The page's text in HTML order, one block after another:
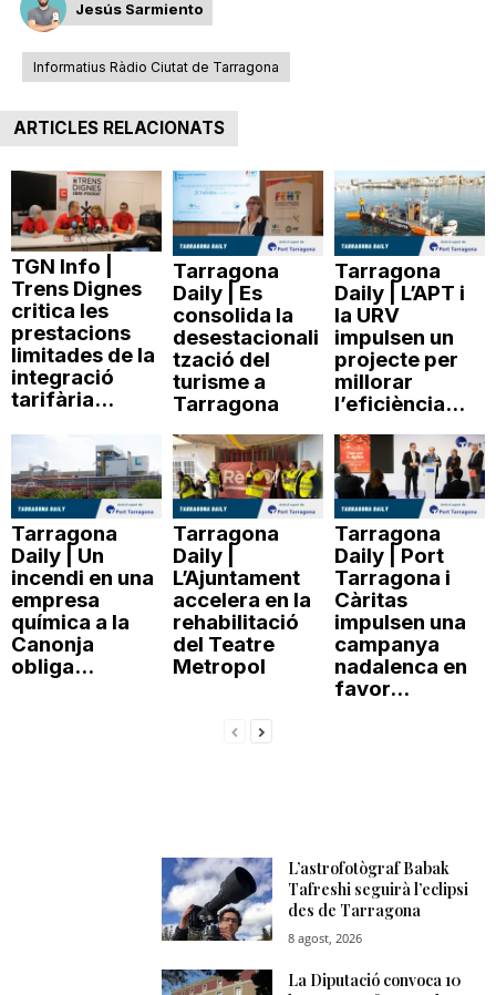
Jesús Sarmiento
Informatius Ràdio Ciutat de Tarragona
ARTICLES RELACIONATS
TGN Info |
Trens Dignes
critica les
prestacions
limitades de la
integració
tarifària...
Tarragona
Daily | Es
consolida la
desestacionali
tzació del
turisme a
Tarragona
Tarragona
Daily | L’APT i
la URV
impulsen un
projecte per
millorar
l’eficiència...
Tarragona
Daily | Un
incendi en una
empresa
química a la
Canonja
obliga...
Tarragona
Daily |
L’Ajuntament
accelera en la
rehabilitació
del Teatre
Metropol
Tarragona
Daily | Port
Tarragona i
Càritas
impulsen una
campanya
nadalenca en
favor...